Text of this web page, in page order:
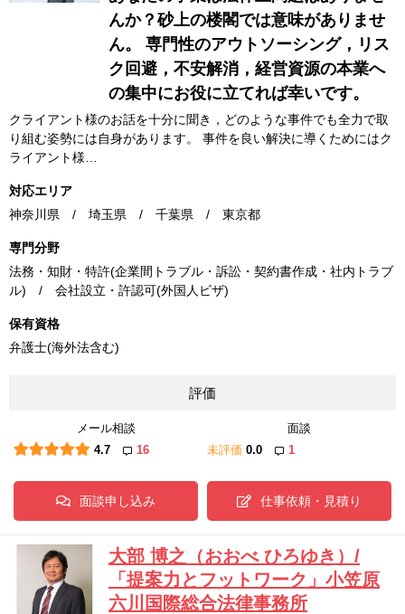
んか？砂上の楼閣では意味がありませ
ん。 専門性のアウトソーシング，リス
ク回避，不安解消，経営資源の本業へ
の集中にお役に立てれば幸いです。
クライアント様のお話を十分に聞き，どのような事件でも全力で取
り組む姿勢には自身があります。 事件を良い解決に導くためにはク
ライアント様…
対応エリア
神奈川県 / 埼玉県 / 千葉県 / 東京都
専門分野
法務・知財・特許(企業間トラブル・訴訟・契約書作成・社内トラブ
ル) / 会社設立・許認可(外国人ビザ)
保有資格
弁護士(海外法含む)
評価
メール相談
4.7
16
面談
未評価 0.0 1
面談申し込み 仕事依頼・見積り
大部 博之（おおべ ひろゆき）/
「提案力とフットワーク」小笠原
六川国際総合法律事務所